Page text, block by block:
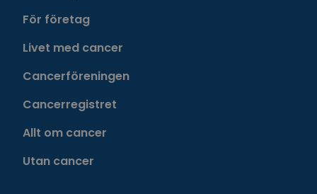
För företag
Livet med cancer
Cancerföreningen
Cancerregistret
Allt om cancer
Utan cancer